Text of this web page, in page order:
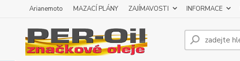
Arianemoto MAZACÍ PLÁNY ZAJÍMAVOSTI INFORMACE